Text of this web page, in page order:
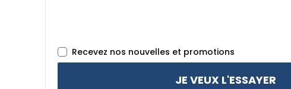
Recevez nos nouvelles et promotions
JE VEUX L'ESSAYER